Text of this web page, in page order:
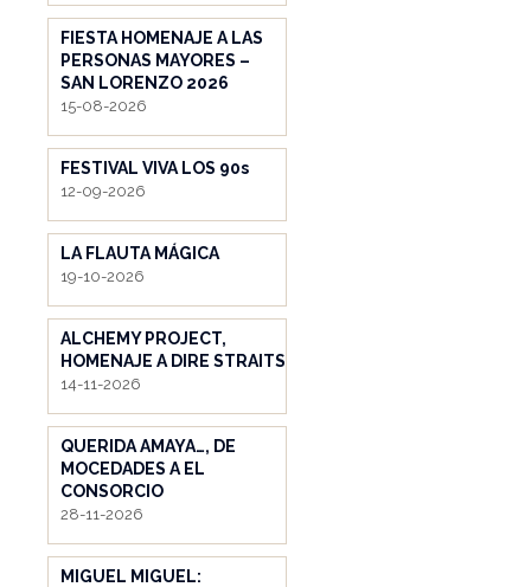
FIESTA HOMENAJE A LAS
PERSONAS MAYORES –
SAN LORENZO 2026
15-08-2026
FESTIVAL VIVA LOS 90s
12-09-2026
LA FLAUTA MÁGICA
19-10-2026
ALCHEMY PROJECT,
HOMENAJE A DIRE STRAITS
14-11-2026
QUERIDA AMAYA…, DE
MOCEDADES A EL
CONSORCIO
28-11-2026
MIGUEL MIGUEL: